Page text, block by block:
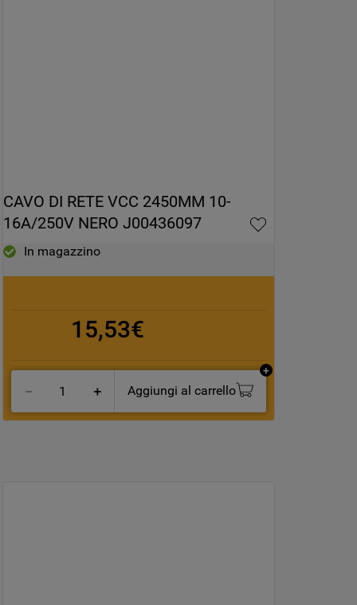
CAVO DI RETE VCC 2450MM 10-
16A/250V NERO J00436097
In magazzino
15,53€
＋
－ Aggiungi al carrello